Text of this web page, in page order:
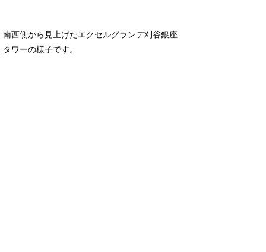
南西側から見上げたエクセルグランデ刈谷銀座
タワーの様子です。